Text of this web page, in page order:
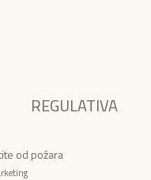
REGULATIVA
od požara